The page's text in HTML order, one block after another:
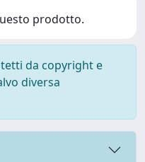
prodotto.
da copyright e
diversa